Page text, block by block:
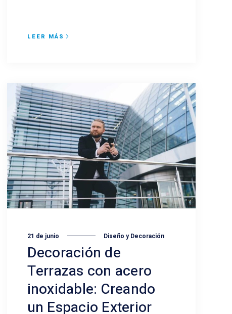
LEER MÁS
21 de junio Diseño y Decoración
Decoración de
Terrazas con acero
inoxidable: Creando
un Espacio Exterior